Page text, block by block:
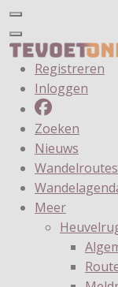
Registreren
Inloggen
Zoeken
Nieuws
Wandelroutes
Meer